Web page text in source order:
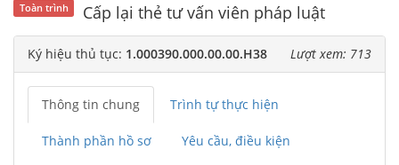
Toàn trình Cấp lại thẻ tư vấn viên pháp luật
Ký hiệu thủ tục: 1.000390.000.00.00.H38 Lượt xem: 713
Thông tin chung Trình tự thực hiện
Thành phần hồ sơ Yêu cầu, điều kiện